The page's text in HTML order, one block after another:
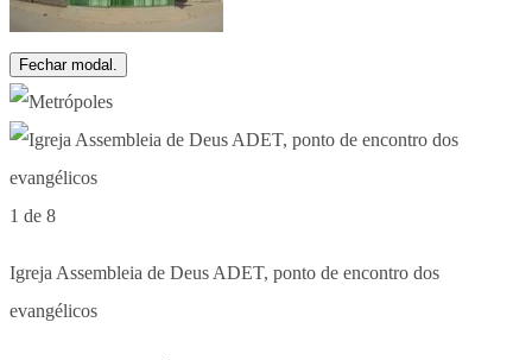
Fechar modal.
1 de 8
Igreja Assembleia de Deus ADET, ponto de encontro dos
evangélicos